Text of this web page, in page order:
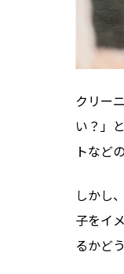
クリー
い？」
トなど
しかし
子をイ
るかど